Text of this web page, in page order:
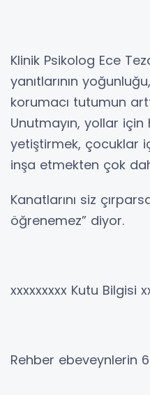
Klinik Psikolog Ece
yanıtlarının
korumacı tutumun
Unutmayın, yollar için
yetiştirmek, çocuklar
inşa etmekten çok
Kanatlarını siz
öğrenemez” diyor.
xxxxxxxxx Kutu Bilgisi
Rehber ebeveynlerin